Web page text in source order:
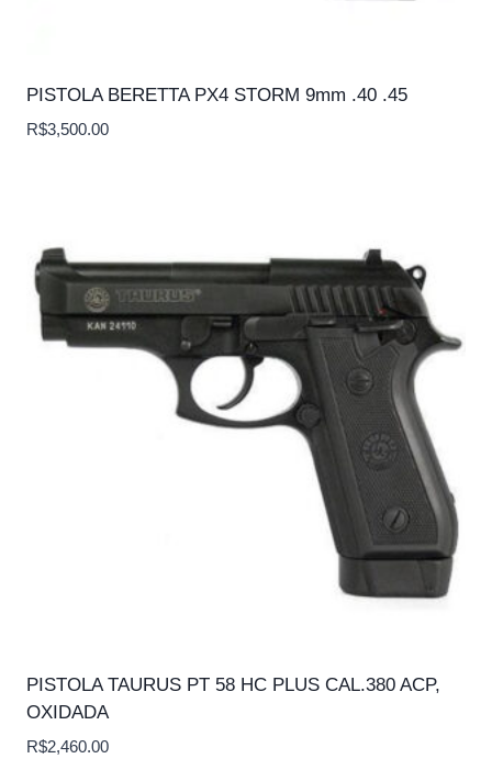
PISTOLA BERETTA PX4 STORM 9mm .40 .45
R$3,500.00
PISTOLA TAURUS PT 58 HC PLUS CAL.380 ACP,
OXIDADA
R$2,460.00